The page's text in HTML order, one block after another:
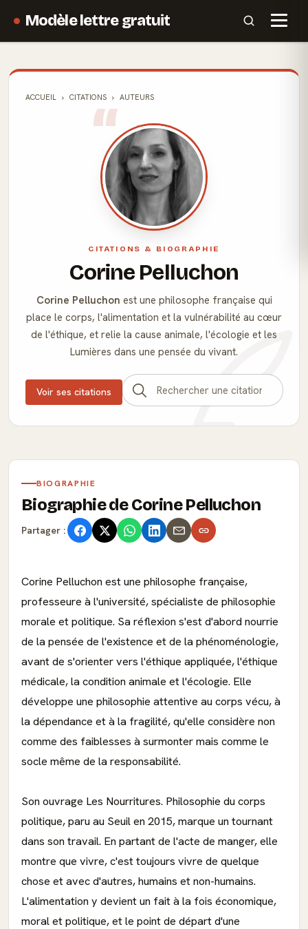
Modèle lettre gratuit
ACCUEIL CITATIONS AUTEURS
CITATIONS & BIOGRAPHIE
Corine Pelluchon
Corine Pelluchon est une philosophe française qui
place le corps, l'alimentation et la vulnérabilité au cœur
de l'éthique, et relie la cause animale, l'écologie et les
Lumières dans une pensée du vivant.
Voir ses citations
BIOGRAPHIE
Biographie de Corine Pelluchon
Partager :
Corine Pelluchon est une philosophe française,
professeure à l'université, spécialiste de philosophie
morale et politique. Sa réflexion s'est d'abord nourrie
de la pensée de l'existence et de la phénoménologie,
avant de s'orienter vers l'éthique appliquée, l'éthique
médicale, la condition animale et l'écologie. Elle
développe une philosophie attentive au corps vécu, à
la dépendance et à la fragilité, qu'elle considère non
comme des faiblesses à surmonter mais comme le
socle même de la responsabilité.
Son ouvrage Les Nourritures. Philosophie du corps
politique, paru au Seuil en 2015, marque un tournant
dans son travail. En partant de l'acte de manger, elle
montre que vivre, c'est toujours vivre de quelque
chose et avec d'autres, humains et non-humains.
L'alimentation y devient un fait à la fois économique,
moral et politique, et le point de départ d'une